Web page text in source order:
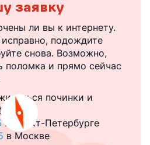
заявку
ли вы к интернету.
подождите
снова. Возможно,
поломка и прямо сейчас
починки и
в Санкт-Петербурге
в Москве